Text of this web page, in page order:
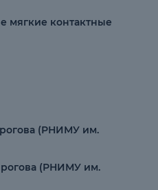
мягкие контактные
(РНИМУ им.
(РНИМУ им.